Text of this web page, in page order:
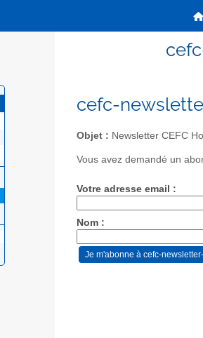
cefc-
Objet : Newsletter CEFC
Vous avez demandé un
Votre adresse email :
Nom :